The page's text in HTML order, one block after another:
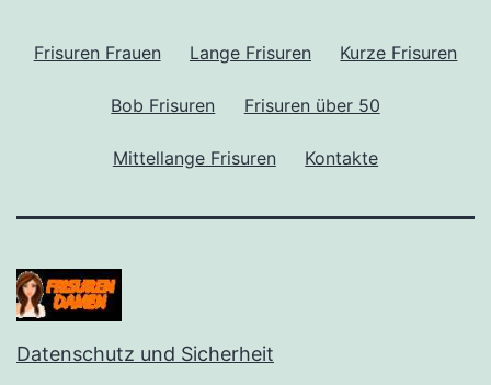
Frisuren Frauen Lange Frisuren Kurze Frisuren
Bob Frisuren Frisuren über 50
Mittellange Frisuren Kontakte
Datenschutz und Sicherheit